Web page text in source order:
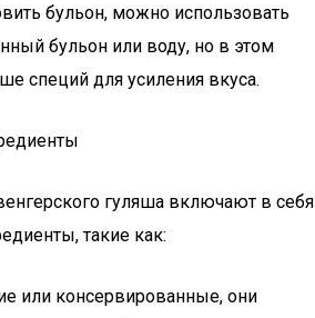
бульон, можно использовать
бульон или воду, но в этом
специй для усиления вкуса.
гуляша включают в себя
такие как:
или консервированные, они